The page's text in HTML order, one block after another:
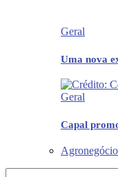
Geral
Uma nova
Geral
Capal
Agronegócio